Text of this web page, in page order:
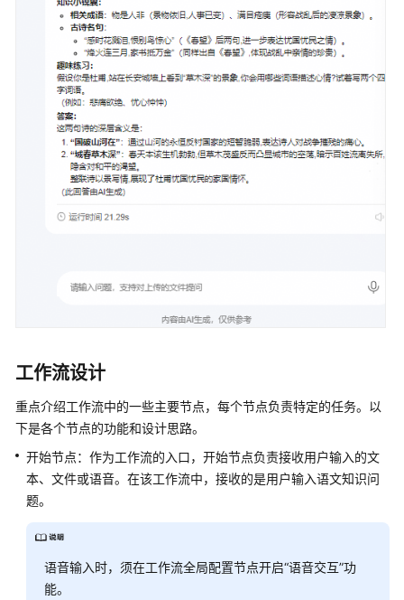
实
践
工
作
实
践
客
服
场
景
教
育
景
创
工作流设计
重点介绍工作流中的一些主要节点，每个节点负责特定的任务。以
下是各个节点的功能和设计思路。
开始节点：作为工作流的入口，开始节点负责接收用户输入的文
本、文件或语音。在该工作流中，接收的是用户输入语文知识问
题。
语音输入时，须在工作流全局配置节点开启“语音交互”功
能。